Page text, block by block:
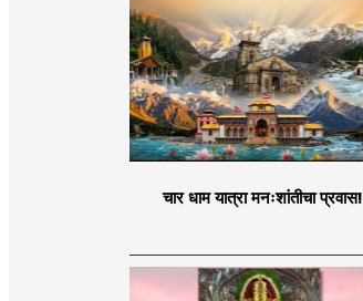
चार धाम यात्रा मनःशांतीचा प्रवास!